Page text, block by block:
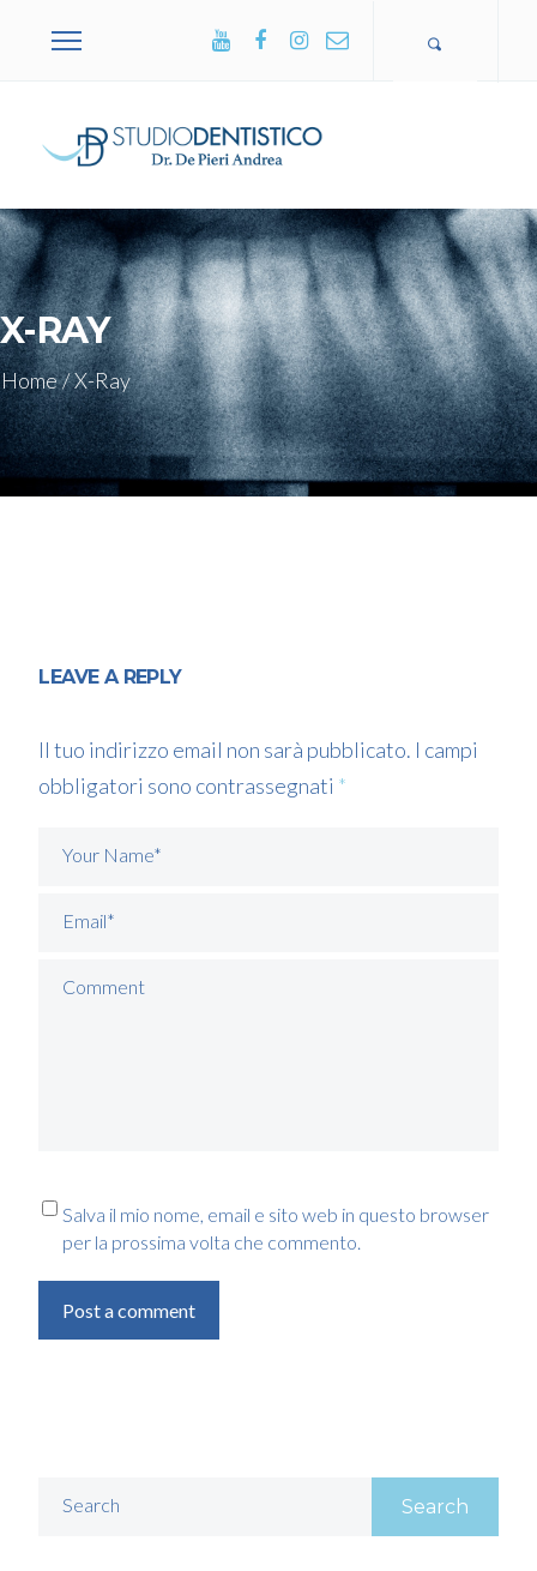
X-RAY
Home/X-Ray
LEAVE A REPLY
Il tuo indirizzo email non sarà pubblicato. I campi
obbligatori sono contrassegnati *
Your Name*
Email*
Comment
Salva il mio nome, email e sito web in questo browser
per la prossima volta che commento.
Post a comment
Search